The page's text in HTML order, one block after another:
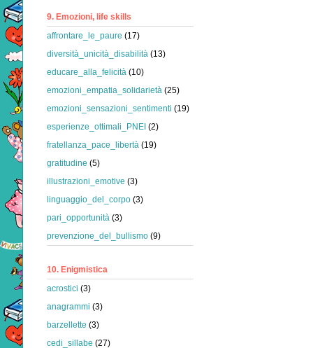
9. Emozioni, life skills
affrontare_le_paure (17)
diversità_unicità_disabilità (13)
educare_alla_felicità (10)
emozioni_empatia_solidarietà (25)
emozioni_sensazioni_sentimenti (19)
esperienze_ottimali_PNEI (2)
fratellanza_pace_libertà (19)
gratitudine (5)
illustrazioni_emotive (3)
linguaggio_del_corpo (3)
pari_opportunità (3)
prevenzione_del_bullismo (9)
10. Enigmistica
acrostici (3)
anagrammi (3)
barzellette (3)
cedi_sillabe (27)